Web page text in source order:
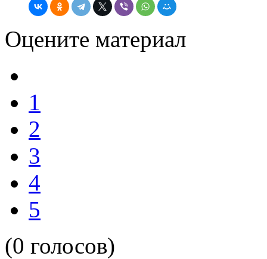
Оцените материал
1
2
3
4
5
(0 голосов)